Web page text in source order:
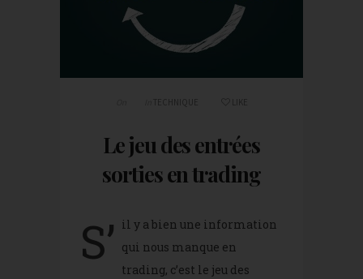
TECHNIQUE
Le jeu des entrées
sorties en trading
S’ il y a bien une information
qui nous manque en
trading, c’est le jeu des